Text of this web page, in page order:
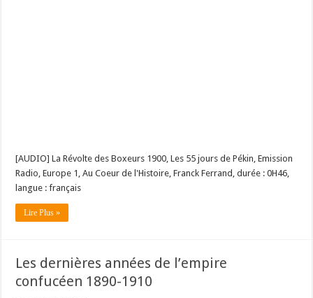
[AUDIO] La Révolte des Boxeurs 1900, Les 55 jours de Pékin, Emission
Radio, Europe 1, Au Coeur de l'Histoire, Franck Ferrand, durée : 0H46,
langue : français
Lire Plus »
Les dernières années de l’empire
confucéen 1890-1910